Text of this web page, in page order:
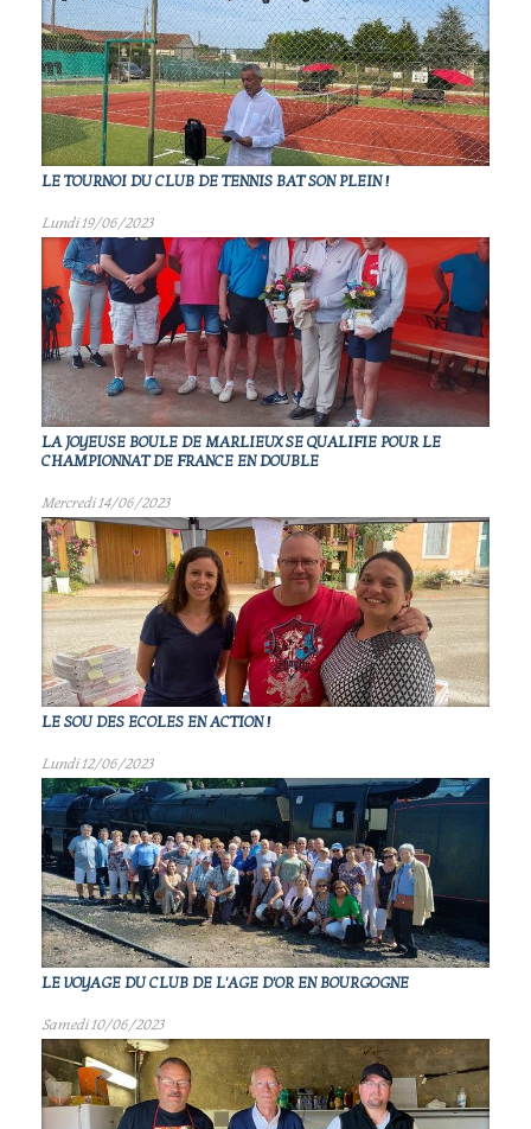
LE TOURNOI DU CLUB DE TENNIS BAT SON PLEIN !
Lundi 19/06/2023
LA JOYEUSE BOULE DE MARLIEUX SE QUALIFIE POUR LE
CHAMPIONNAT DE FRANCE EN DOUBLE
Mercredi 14/06/2023
LE SOU DES ECOLES EN ACTION !
Lundi 12/06/2023
LE VOYAGE DU CLUB DE L'AGE D'OR EN BOURGOGNE
Samedi 10/06/2023